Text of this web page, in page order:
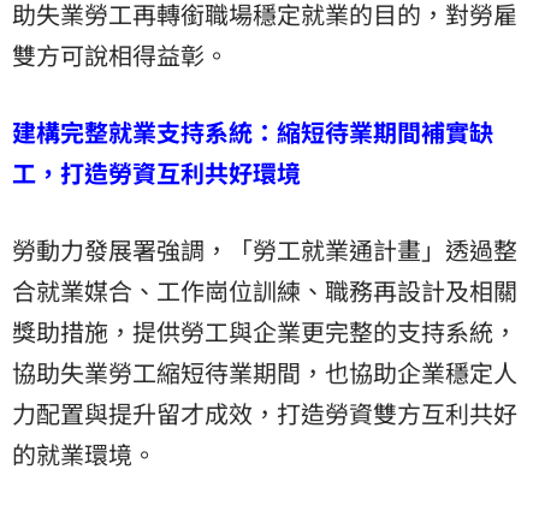
助失業勞工再轉銜職場穩定就業的目的，對勞雇
雙方可說相得益彰。
建構完整就業支持系統：縮短待業期間補實缺
工，打造勞資互利共好環境
勞動力發展署強調，「勞工就業通計畫」透過整
合就業媒合、工作崗位訓練、職務再設計及相關
獎助措施，提供勞工與企業更完整的支持系統，
協助失業勞工縮短待業期間，也協助企業穩定人
力配置與提升留才成效，打造勞資雙方互利共好
的就業環境。